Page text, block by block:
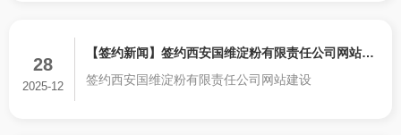
28
2025-12
【签约新闻】签约西安国维淀粉有限责任公司网站建
设
签约西安国维淀粉有限责任公司网站建设